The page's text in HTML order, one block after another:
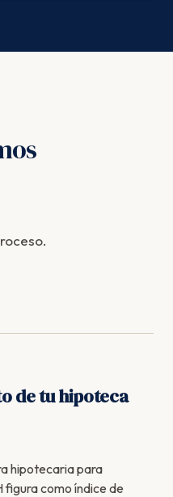
de tu hipoteca
hipotecaria para
figura como índice de